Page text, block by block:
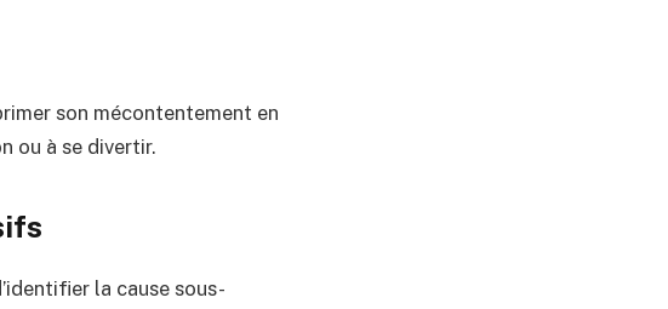
son mécontentement en
ou à se divertir.
la cause sous-